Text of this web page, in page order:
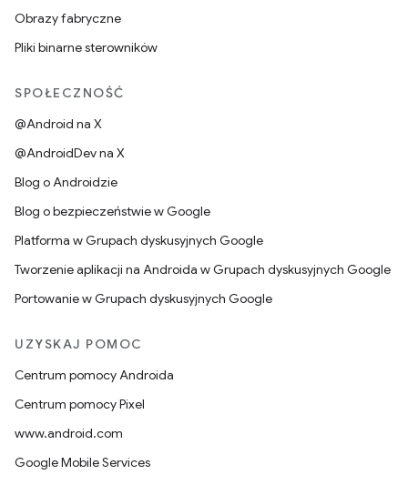
Obrazy fabryczne
Pliki binarne sterowników
SPOŁECZNOŚĆ
@Android na X
@AndroidDev na X
Blog o Androidzie
Blog o bezpieczeństwie w Google
Platforma w Grupach dyskusyjnych Google
Tworzenie aplikacji na Androida w Grupach dyskusyjnych Google
Portowanie w Grupach dyskusyjnych Google
UZYSKAJ POMOC
Centrum pomocy Androida
Centrum pomocy Pixel
www.android.com
Google Mobile Services